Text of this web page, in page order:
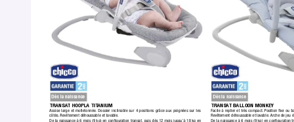
TRANSAT HOOPLA TITANIUM
Assise large et molletonnée. Dossier inclinable sur 4 positions grâce aux poignées sur les
côtés. Revêtement déhoussable et lavable.
De la naissance à 6 mois (9 kg) en conﬁguration transat, puis dès 12 mois jusqu’à 18 kg en
Dès la naissance
TRANSAT BALLOON MONKEY
Facile à replier et très compact. Position ﬁxe ou
Revêtement déhoussable et lavable. Arche de jeu
De la naissance à 6 mois (9 kg) en conﬁguration
Dès la naissance